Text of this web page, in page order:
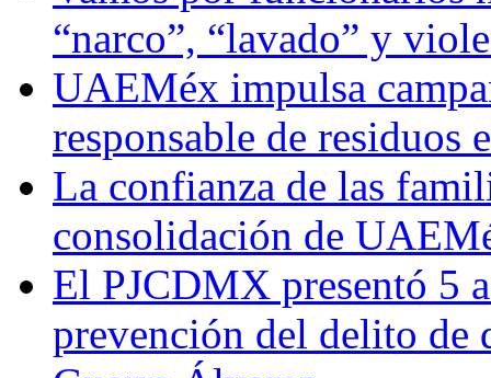
“narco”, “lavado” y
UAEMéx impulsa
responsable de residuos
La confianza de las
consolidación de
El PJCDMX presentó 5
prevención del delito de